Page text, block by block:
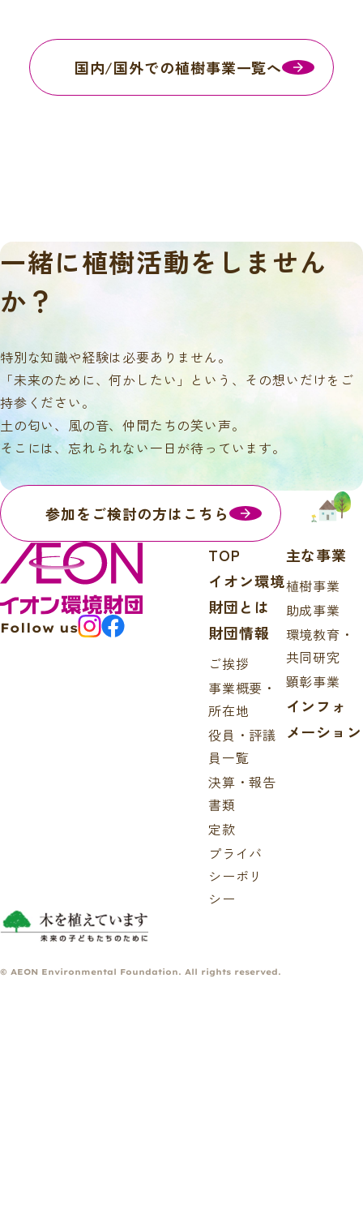
国内/国外での植樹事業一覧へ
一緒に植樹活動をしません
か？
特別な知識や経験は必要ありません。
「未来のために、何かしたい」という、その想いだけをご
持参ください。
土の匂い、風の音、仲間たちの笑い声。
そこには、忘れられない一日が待っています。
参加をご検討の方はこちら
Follow us
TOP
イオン環境
財団とは
財団情報
ご挨拶
事業概要・
所在地
役員・評議
員一覧
決算・報告
書類
定款
プライバ
シーポリ
シー
主な事業
植樹事業
助成事業
環境教育・
共同研究
顕彰事業
インフォ
メーション
© AEON Environmental Foundation. All rights reserved.